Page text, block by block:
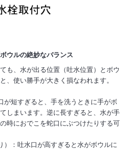
ウルの絶妙なバランス
も、水が出る位置（吐水位置）とボウ
、使い勝手が大きく損なわれます。
が短すぎると、手を洗うときに手がボ
しまいます。逆に長すぎると、水が手
時におでこを蛇口にぶつけたりする可
）：吐水口が高すぎると水がボウルに